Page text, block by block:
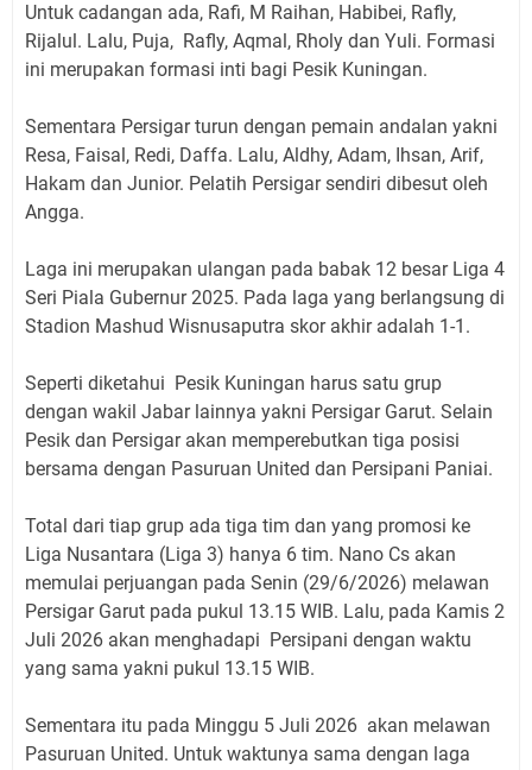
Untuk cadangan ada, Rafi, M Raihan, Habibei, Rafly,
Rijalul. Lalu, Puja, Rafly, Aqmal, Rholy dan Yuli. Formasi
ini merupakan formasi inti bagi Pesik Kuningan.
Sementara Persigar turun dengan pemain andalan yakni
Resa, Faisal, Redi, Daffa. Lalu, Aldhy, Adam, Ihsan, Arif,
Hakam dan Junior. Pelatih Persigar sendiri dibesut oleh
Angga.
Laga ini merupakan ulangan pada babak 12 besar Liga 4
Seri Piala Gubernur 2025. Pada laga yang berlangsung di
Stadion Mashud Wisnusaputra skor akhir adalah 1-1.
Seperti diketahui Pesik Kuningan harus satu grup
dengan wakil Jabar lainnya yakni Persigar Garut. Selain
Pesik dan Persigar akan memperebutkan tiga posisi
bersama dengan Pasuruan United dan Persipani Paniai.
Total dari tiap grup ada tiga tim dan yang promosi ke
Liga Nusantara (Liga 3) hanya 6 tim. Nano Cs akan
memulai perjuangan pada Senin (29/6/2026) melawan
Persigar Garut pada pukul 13.15 WIB. Lalu, pada Kamis 2
Juli 2026 akan menghadapi Persipani dengan waktu
yang sama yakni pukul 13.15 WIB.
Sementara itu pada Minggu 5 Juli 2026 akan melawan
Pasuruan United. Untuk waktunya sama dengan laga